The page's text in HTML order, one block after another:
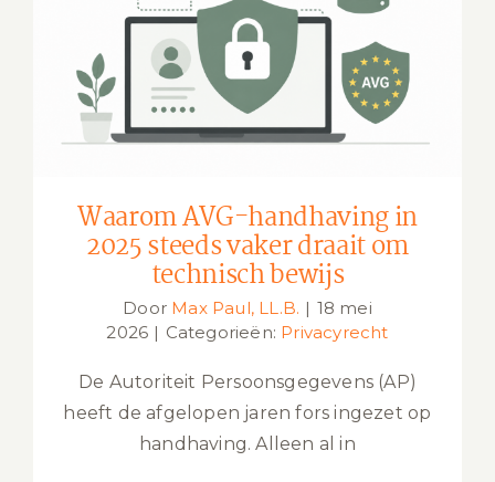
Waarom AVG-handhaving in 2025
steeds vaker draait om technisch
bewijs
Waarom AVG-handhaving in
2025 steeds vaker draait om
technisch bewijs
Door Max Paul, LL.B. | 18 mei
2026 | Categorieën: Privacyrecht
De Autoriteit Persoonsgegevens (AP)
heeft de afgelopen jaren fors ingezet op
handhaving. Alleen al in